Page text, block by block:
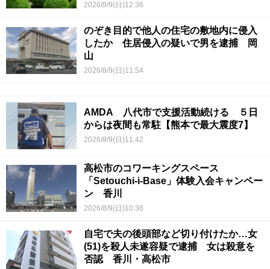
2026/8/9(日)12:36
のぞき目的で他人の住宅の敷地内に侵入
したか 住居侵入の疑いで男を逮捕 岡
山
2026/8/9(日)11:54
AMDA 八代市で支援活動続ける ５日
からは夜間も常駐【熊本で最大震度7】
2026/8/9(日)11:42
高松市のコワーキングスペース
「Setouchi-i-Base」体験入会キャンペー
ン 香川
2026/8/9(日)10:38
自宅で夫の後頭部など切り付けたか…女
(51)を殺人未遂容疑で逮捕 女は殺意を
否認 香川・高松市